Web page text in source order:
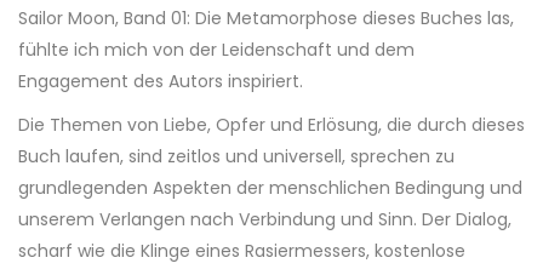
Sailor Moon, Band 01: Die Metamorphose dieses Buches las,
fühlte ich mich von der Leidenschaft und dem
Engagement des Autors inspiriert.
Die Themen von Liebe, Opfer und Erlösung, die durch dieses
Buch laufen, sind zeitlos und universell, sprechen zu
grundlegenden Aspekten der menschlichen Bedingung und
unserem Verlangen nach Verbindung und Sinn. Der Dialog,
scharf wie die Klinge eines Rasiermessers, kostenlose